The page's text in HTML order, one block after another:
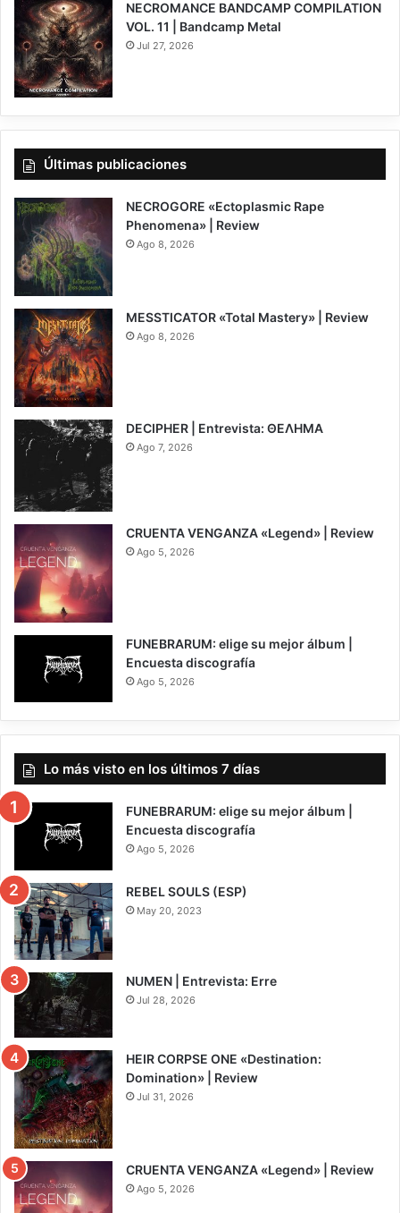
NECROMANCE BANDCAMP COMPILATION
VOL. 11 | Bandcamp Metal
Jul 27, 2026
Últimas publicaciones
NECROGORE «Ectoplasmic Rape
Phenomena» | Review
Ago 8, 2026
6.5
MESSTICATOR «Total Mastery» | Review
Ago 8, 2026
DECIPHER | Entrevista: ΘΕΛΗΜΑ
Ago 7, 2026
7
CRUENTA VENGANZA «Legend» | Review
Ago 5, 2026
FUNEBRARUM: elige su mejor álbum |
Encuesta discografía
Ago 5, 2026
Lo más visto en los últimos 7 días
FUNEBRARUM: elige su mejor álbum |
Encuesta discografía
Ago 5, 2026
REBEL SOULS (ESP)
May 20, 2023
NUMEN | Entrevista: Erre
Jul 28, 2026
8
HEIR CORPSE ONE «Destination:
Domination» | Review
Jul 31, 2026
CRUENTA VENGANZA «Legend» | Review
Ago 5, 2026